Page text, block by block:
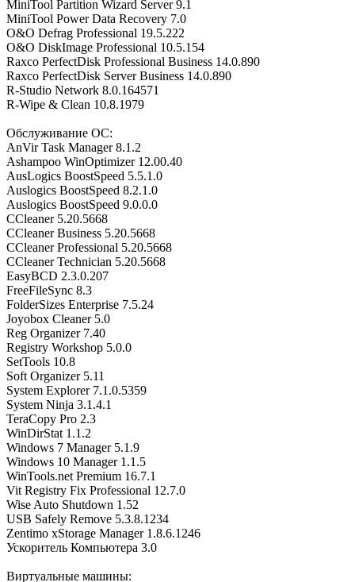
MiniTool Partition Wizard Server 9.1
MiniTool Power Data Recovery 7.0
O&O Defrag Professional 19.5.222
O&O DiskImage Professional 10.5.154
Raxco PerfectDisk Professional Business 14.0.890
Raxco PerfectDisk Server Business 14.0.890
R-Studio Network 8.0.164571
R-Wipe & Clean 10.8.1979
Обслуживание ОС:
AnVir Task Manager 8.1.2
Ashampoo WinOptimizer 12.00.40
AusLogics BoostSpeed 5.5.1.0
Auslogics BoostSpeed 8.2.1.0
Auslogics BoostSpeed 9.0.0.0
CCleaner 5.20.5668
CCleaner Business 5.20.5668
CCleaner Professional 5.20.5668
CCleaner Technician 5.20.5668
EasyBCD 2.3.0.207
FreeFileSync 8.3
FolderSizes Enterprise 7.5.24
Joyobox Cleaner 5.0
Reg Organizer 7.40
Registry Workshop 5.0.0
SetTools 10.8
Soft Organizer 5.11
System Explorer 7.1.0.5359
System Ninja 3.1.4.1
TeraCopy Pro 2.3
WinDirStat 1.1.2
Windows 7 Manager 5.1.9
Windows 10 Manager 1.1.5
WinTools.net Premium 16.7.1
Vit Registry Fix Professional 12.7.0
Wise Auto Shutdown 1.52
USB Safely Remove 5.3.8.1234
Zentimo xStorage Manager 1.8.6.1246
Ускоритель Компьютера 3.0
Виртуальные машины: